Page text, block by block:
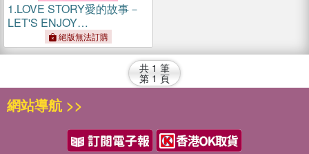
1.LOVE STORY愛的故事－
LET'S ENJOY
MASTERPIECES 1
絕版無法訂購
共 1 筆
第 1 頁
網站導航 >>